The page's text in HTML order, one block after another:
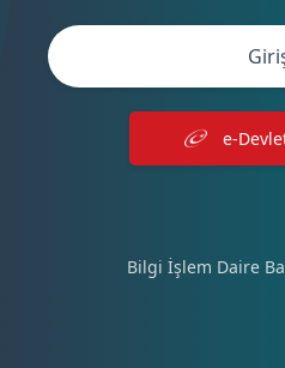
e-
Bilgi İşlem Daire